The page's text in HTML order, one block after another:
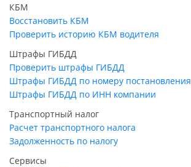
КБМ
Восстановить КБМ
Проверить историю КБМ водителя
Штрафы ГИБДД
Проверить штрафы ГИБДД
Штрафы ГИБДД по номеру постановления
Штрафы ГИБДД по ИНН компании
Транспортный налог
Расчет транспортного налога
Задолженность по налогу
Сервисы